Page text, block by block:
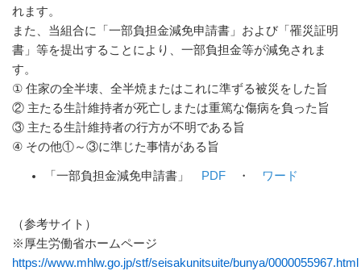
れます。
また、当組合に「一部負担金減免申請書」および「罹災証明
書」等を提出することにより、一部負担金等が減免されま
す。
① 住家の全半壊、全半焼またはこれに準ずる被災をした旨
② 主たる生計維持者が死亡しまたは重篤な傷病を負った旨
③ 主たる生計維持者の行方が不明である旨
④ その他①～③に準じた事情がある旨
「一部負担金減免申請書」 PDF ・ ワード
（参考サイト）
※厚生労働省ホームページ
https://www.mhlw.go.jp/stf/seisakunitsuite/bunya/0000055967.html